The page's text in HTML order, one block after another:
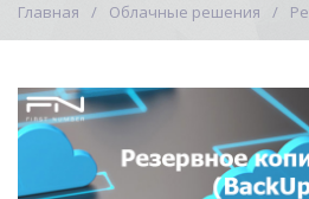
Главная Облачные решения